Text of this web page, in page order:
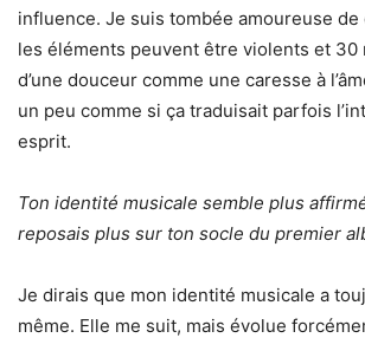
influence. Je suis tombée amoureuse de
les éléments peuvent être violents et 30
d’une douceur comme une caresse à
un peu comme si ça traduisait parfois
esprit.
Ton identité musicale semble plus
reposais plus sur ton socle du premier
Je dirais que mon identité musicale a
même. Elle me suit, mais évolue